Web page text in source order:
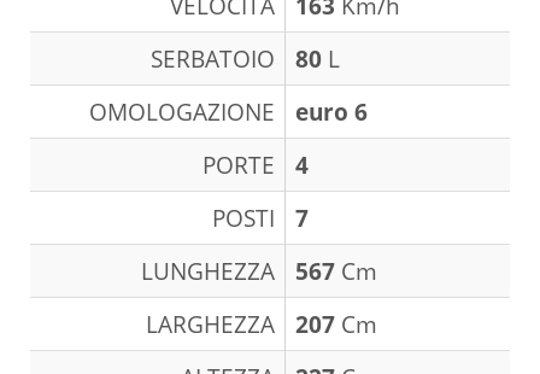
SERBATOIO
80 L
OMOLOGAZIONE
euro 6
PORTE
4
POSTI
7
LUNGHEZZA
567 Cm
LARGHEZZA
207 Cm